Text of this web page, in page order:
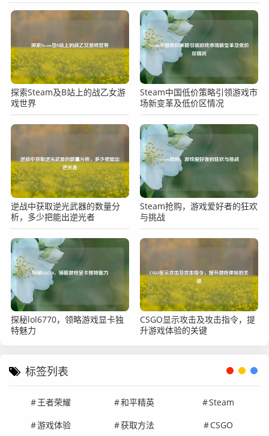
探索Steam及B站上的战乙女游
戏世界
Steam中国低价策略引领游戏市
场新变革及低价区情况
逆战中获取逆光武器的数量分
析，多少把能出逆光者
Steam抢购，游戏爱好者的狂欢
与挑战
探秘lol6770，领略游戏显卡独
特魅力
CSGO显示攻击及攻击指令，提
升游戏体验的关键
标签列表
王者荣耀 和平精英
Steam
游戏体验
获取方法 CSGO